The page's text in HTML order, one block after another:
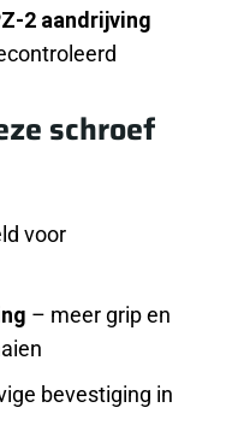
2 aandrijving
schroef
voor
– meer grip en
bevestiging in